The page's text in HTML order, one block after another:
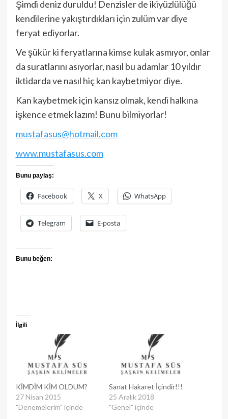
Şimdi deniz duruldu! Denzisler de ikiyüzlülüğü
kendilerine yakıştırdıkları için zulüm var diye
feryat ediyorlar.
Ve şükür ki feryatlarına kimse kulak asmıyor, onlar
da suratlarını asıyorlar, nasıl bu adamlar 10 yıldır
iktidarda ve nasıl hiç kan kaybetmiyor diye.
Kan kaybetmek için kansız olmak, kendi halkına
işkence etmek lazım! Bunu bilmiyorlar!
mustafasus@hotmail.com
www.mustafasus.com
Bunu paylaş:
Facebook X WhatsApp
Telegram E-posta
Bunu beğen:
İlgili
KİMDİM KİM OLDUM?
27 Nisan 2015
"Denemelerim" içinde
Sanat Hakaret İçindir!!!
25 Aralık 2018
"Genel" içinde